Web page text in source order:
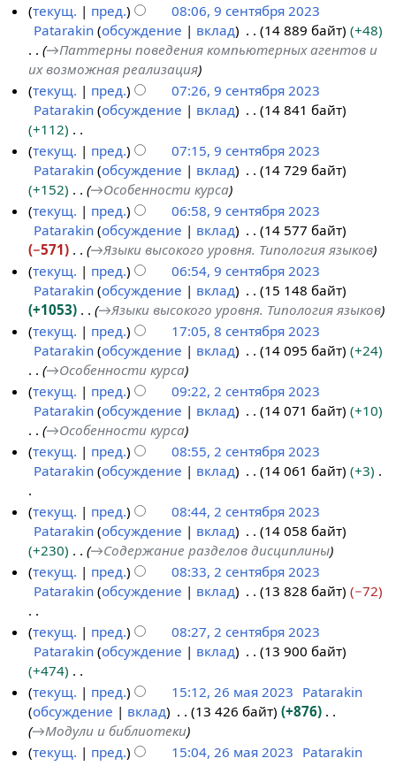
текущ.
пред.
08:06, 9 сентября 2023
Patarakin обсуждение вклад 14 889 байт
+48
→Паттерны поведения компьютерных агентов и
их возможная реализация
текущ.
пред.
07:26, 9 сентября 2023
Patarakin обсуждение вклад
14 841 байт
+112
Н
е
т
о
п
и
с
а
н
и
я
а
в
к
и
текущ. пред.
07:15, 9 сентября 2023
Patarakin обсуждение вклад
14 729 байт
+152
→Особенности курса
текущ.
пред.
06:58, 9 сентября 2023
Patarakin обсуждение вклад
14 577 байт
−571
→Языки высокого уровня. Типология языков
текущ.
пред.
06:54, 9 сентября 2023
Patarakin обсуждение вклад
15 148 байт
+1053
→Языки высокого уровня. Типология языков
е
я
я
2
текущ. пред.
17:05, 8 сентября 2023
Patarakin обсуждение вклад 14 095 байт
+24
→Особенности курса
е
я
я
2
текущ. пред.
09:22, 2 сентября 2023
Patarakin обсуждение вклад 14 071 байт
+10
→Особенности курса
текущ.
пред.
08:55, 2 сентября 2023
Patarakin обсуждение вклад 14 061 байт +3
Н
е
т
о
п
с
а
н
и
я
п
р
а
текущ. пред.
08:44, 2 сентября 2023
Patarakin обсуждение вклад
14 058 байт
+230
→Содержание разделов дисциплины
текущ.
пред.
08:33, 2 сентября 2023
Patarakin обсуждение вклад 13 828 байт −72
Н
е
т
о
п
и
с
текущ. пред.
08:27, 2 сентября 2023
Patarakin обсуждение вклад
13 900 байт
+474
Н
е
т
о
м
текущ. пред. 15:12, 26 мая 2023 Patarakin
обсуждение
вклад 13 426 байт
+876
→Модули и библиотеки
текущ.
пред. 15:04, 26 мая 2023 Patarakin